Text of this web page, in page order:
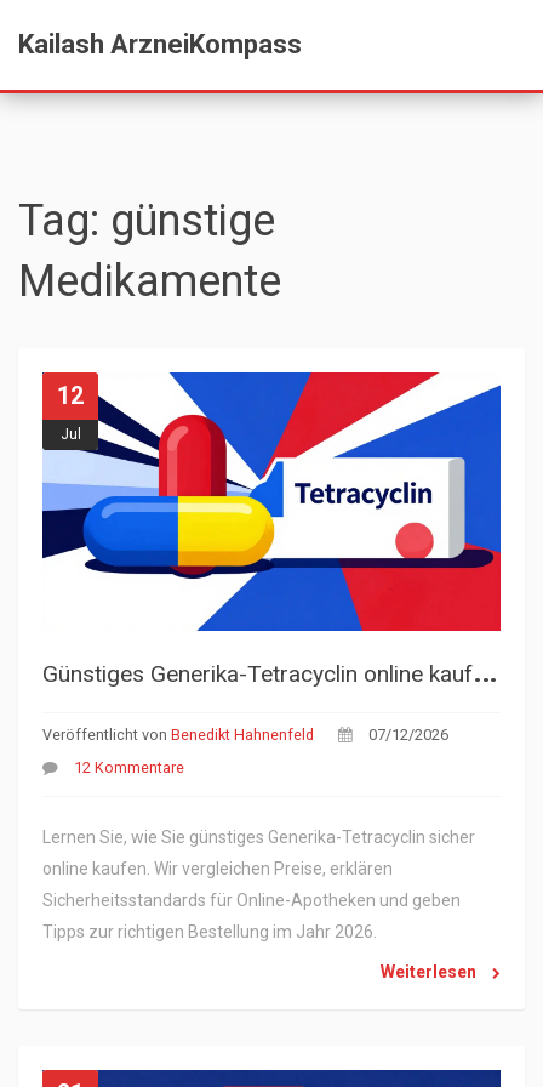
Kailash ArzneiKompass
Tag: günstige
Medikamente
12
Jul
G
ünstiges Generika-Tetracyclin online kaufen: Preisvergleich, Sicherheit & Tipps für 2026
Veröffentlicht von Benedikt Hahnenfeld
07/12/2026
12 Kommentare
Lernen Sie, wie Sie günstiges Generika-Tetracyclin sicher
online kaufen. Wir vergleichen Preise, erklären
Sicherheitsstandards für Online-Apotheken und geben
Tipps zur richtigen Bestellung im Jahr 2026.
Weiterlesen